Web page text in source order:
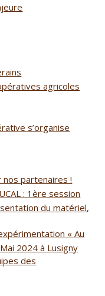
agricoles
s’organise
nos partenaires !
: 1ère session
du matériel,
« Au
2024 à Lusigny
des